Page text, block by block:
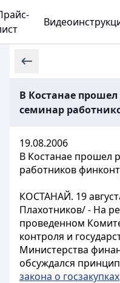
В Костанае
семинар
19.08.2006
В Костанае прошел
работников
КОСТАНАЙ. 19
Плахотников/ - На
проведенном
контроля и
Министерства
обсуждался
закона о госзакупках